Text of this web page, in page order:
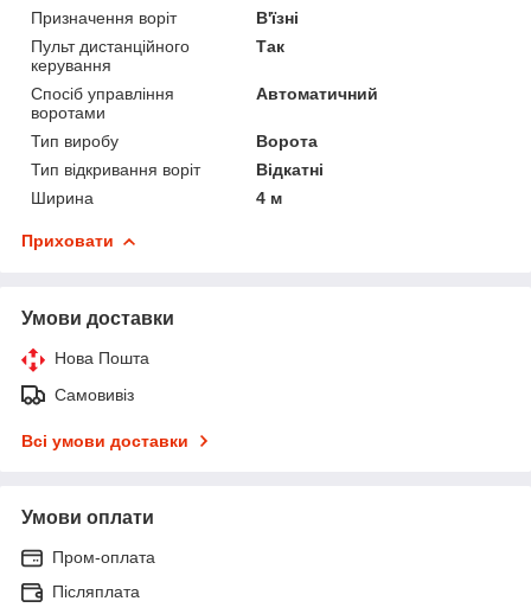
Призначення воріт
В'їзні
Пульт дистанційного
керування
Так
Спосіб управління
воротами
Автоматичний
Тип виробу
Ворота
Тип відкривання воріт
Відкатні
Ширина
4 м
Приховати
Умови доставки
Нова Пошта
Самовивіз
Всі умови доставки
Умови оплати
Пром-оплата
Післяплата